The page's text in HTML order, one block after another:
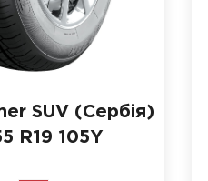
SUV (Сербія)
R19 105Y